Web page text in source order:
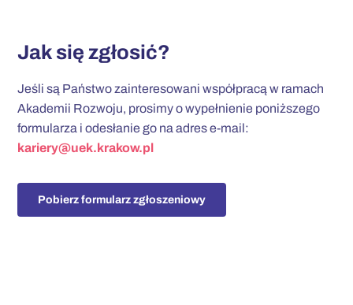
Jak się zgłosić?
Jeśli są Państwo zainteresowani współpracą w ramach
Akademii Rozwoju, prosimy o wypełnienie poniższego
formularza i odesłanie go na adres e-mail:
kariery@uek.krakow.pl
Pobierz formularz zgłoszeniowy